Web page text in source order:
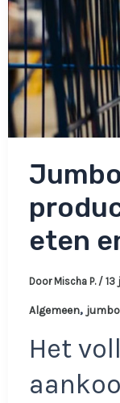
eten
Door Mischa P. / 13
Algemeen, jumbo
Het